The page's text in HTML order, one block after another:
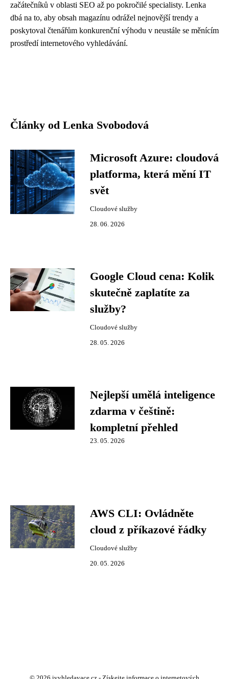
začátečníků v oblasti SEO až po pokročilé specialisty. Lenka
dbá na to, aby obsah magazínu odrážel nejnovější trendy a
poskytoval čtenářům konkurenční výhodu v neustále se měnícím
prostředí internetového vyhledávání.
Články od Lenka Svobodová
Microsoft Azure: cloudová
platforma, která mění IT
svět
Cloudové služby
28. 06. 2026
Google Cloud cena: Kolik
skutečně zaplatíte za
služby?
Cloudové služby
28. 05. 2026
Nejlepší umělá inteligence
zdarma v češtině:
kompletní přehled
23. 05. 2026
AWS CLI: Ovládněte
cloud z příkazové řádky
Cloudové služby
20. 05. 2026